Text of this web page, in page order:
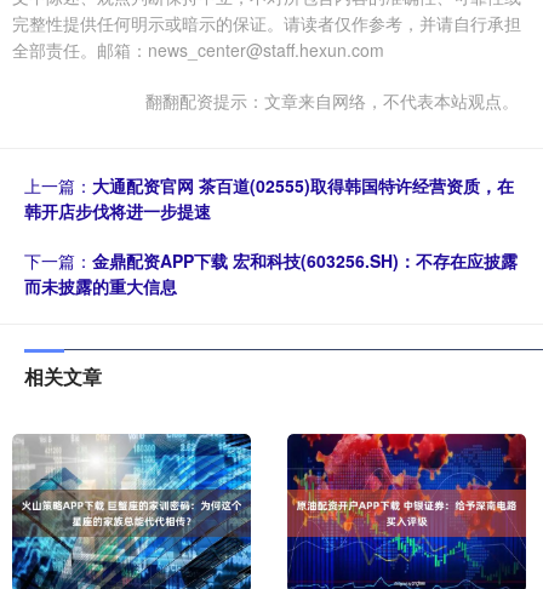
完整性提供任何明示或暗示的保证。请读者仅作参考，并请自行承担
全部责任。邮箱：news_center@staff.hexun.com
翻翻配资提示：文章来自网络，不代表本站观点。
上一篇： 大通配资官网 茶百道(02555)取得韩国特许经营资质，在
韩开店步伐将进一步提速
下一篇： 金鼎配资APP下载 宏和科技(603256.SH)：不存在应披露
而未披露的重大信息
相关文章